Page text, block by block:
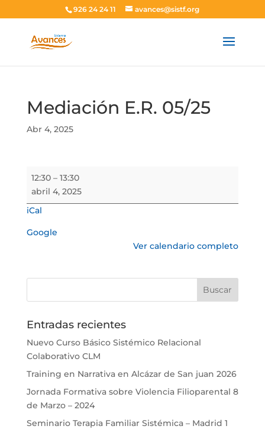
926 24 24 11 avances@sistf.org
Mediación E.R. 05/25
Abr 4, 2025
Mediación
E.R.
12:30 – 13:30
abril 4, 2025
iCal
Google
Ver calendario completo
Entradas recientes
Nuevo Curso Básico Sistémico Relacional
Colaborativo CLM
Training en Narrativa en Alcázar de San juan 2026
Jornada Formativa sobre Violencia Filioparental 8
de Marzo – 2024
Seminario Terapia Familiar Sistémica – Madrid 1